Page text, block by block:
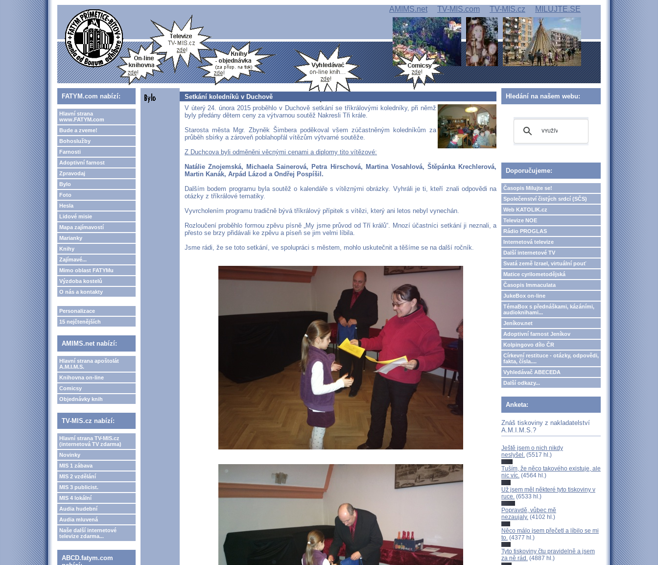
AMIMS.net TV-MIS.com TV-MIS.cz MILUJTE.SE
FATYM.com nabízí:
Hlavní strana
www.FATYM.com
Bude a zveme!
Bohoslužby
Farnosti
Adoptivní farnost
Zpravodaj
Bylo
Foto
Hesla
Lidové misie
Mapa zajímavostí
Marianky
Knihy
Zajímavé...
Mimo oblast FATYMu
Výzdoba kostelů
O nás a kontakty
Personalizace
15 nejčtenějších
AMIMS.net nabízí:
Hlavní strana apoštolát
A.M.I.M.S.
Knihovna on-line
Comicsy
Objednávky knih
TV-MIS.cz nabízí:
Hlavní strana TV-MIS.cz
(internetová TV zdarma)
Novinky
MIS 1 zábava
MIS 2 vzdělání
MIS 3 publicist.
MIS 4 lokální
Audia hudební
Audia mluvená
Naše další internetové
televize zdarma...
ABCD.fatym.com
Setkání koledníků v Duchově
V úterý 24. února 2015 proběhlo v Duchově setkání se tříkrálovými koledníky, při němž
byly předány dětem ceny za výtvarnou soutěž Nakresli Tři krále.
Starosta města Mgr. Zbyněk Šimbera poděkoval všem zúčastněným koledníkům za
průběh sbírky a zároveň poblahopřál vítězům výtvarné soutěže.
Z Duchcova byli odměněni věcnými cenami a diplomy tito vítězové:
Natálie Znojemská, Michaela Sainerová, Petra Hirschová, Martina Vosahlová, Štěpánka Krechlerová,
Martin Kanák, Arpád Lázod a Ondřej Pospíšil.
Dalším bodem programu byla soutěž o kalendáře s vítěznými obrázky. Vyhráli je ti, kteří znali odpovědi na
otázky z tříkrálové tematiky.
Vyvrcholením programu tradičně bývá tříkrálový přípitek s vítězi, který ani letos nebyl vynechán.
Rozloučení proběhlo formou zpěvu písně „My jsme průvod od Tří králů“. Mnozí účastníci setkání ji neznali, a
přesto se brzy přidávali ke zpěvu a píseň se jim velmi líbila.
Jsme rádi, že se toto setkání, ve spolupráci s městem, mohlo uskutečnit a těšíme se na další ročník.
Hledání na našem webu:
Doporučujeme:
Časopis Milujte se!
Společenství čistých srdcí (SČS)
Web KATOLIK.cz
Televize NOE
Rádio PROGLAS
Internetová televize
Další internetové TV
Svatá země Izrael, virtuální pouť
Matice cyrilometodějská
Časopis Immaculata
JukeBox on-line
TémaBox s přednáškami, kázáními,
audioknihami...
Jeníkov.net
Adoptivní farnost Jeníkov
Kolpingovo dílo ČR
Církevní restituce - otázky, odpovědi,
fakta, čísla....
Vyhledávač ABECEDA
Další odkazy...
Anketa:
Znáš tiskoviny z nakladatelství
A.M.I.M.S.?
Ještě jsem o nich nikdy
neslyšel. (5517 hl.)
Tuším, že něco takového existuje, ale
nic víc. (4564 hl.)
Už jsem měl některé tyto tiskoviny v
ruce. (6533 hl.)
Popravdě, vůbec mě
nezaujaly. (4102 hl.)
Něco málo jsem přečetl a líbilo se mi
to. (4377 hl.)
Tyto tiskoviny čtu pravidelně a jsem
za ně rád. (4887 hl.)